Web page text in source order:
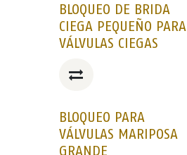
BLOQUEO DE BRIDA
CIEGA PEQUEÑO PARA
VÁLVULAS CIEGAS
BLOQUEO PARA
VÁLVULAS MARIPOSA
GRANDE